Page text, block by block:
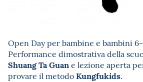
Open Day per bambine e bambini
Performance dimostrativa della
Shuang Ta Guan e lezione aperta
provare il metodoKungfukids.